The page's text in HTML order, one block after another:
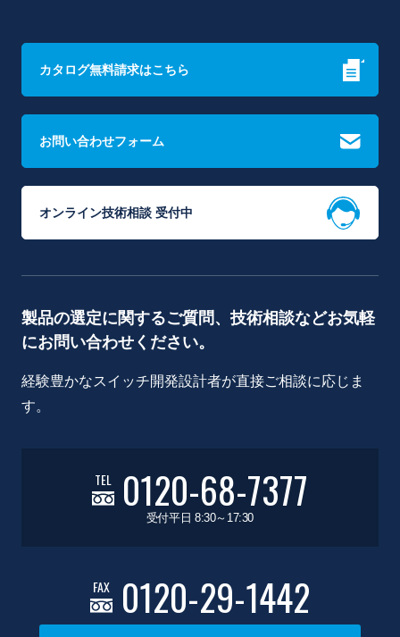
カタログ無料請求はこちら
お問い合わせフォーム
オンライン技術相談 受付中
製品の選定に関するご質問、技術相談などお気軽
にお問い合わせください。
経験豊かなスイッチ開発設計者が直接ご相談に応じま
す。
TEL 0120-68-7377
受付平日 8:30～17:30
FAX 0120-29-1442